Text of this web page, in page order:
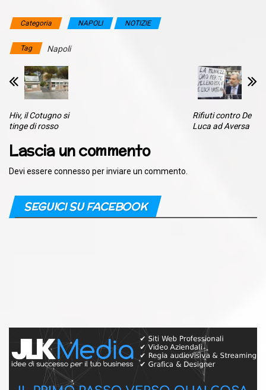
Categoria NAPOLI NOTIZIE
Tag Napoli
Hiv, il Cotugno si
tinge di rosso
Rifiuti contro De
Luca ad Aversa
Lascia un commento
Devi essere connesso per inviare un commento.
SEGUICI SU FACEBOOK